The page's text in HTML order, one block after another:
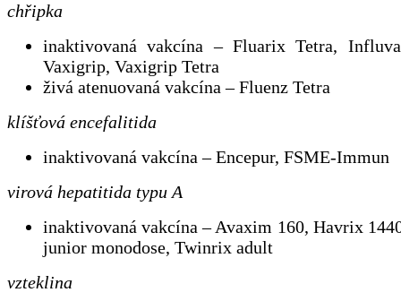
chřipka
inaktivovaná vakcína – Fluarix Tetra,
Vaxigrip, Vaxigrip Tetra
živá atenuovaná vakcína – Fluenz Tetra
klíšťová encefalitida
inaktivovaná vakcína – Encepur, FSME-Immun
virová hepatitida typu A
inaktivovaná vakcína – Avaxim 160, Havrix
junior monodose, Twinrix adult
vzteklina